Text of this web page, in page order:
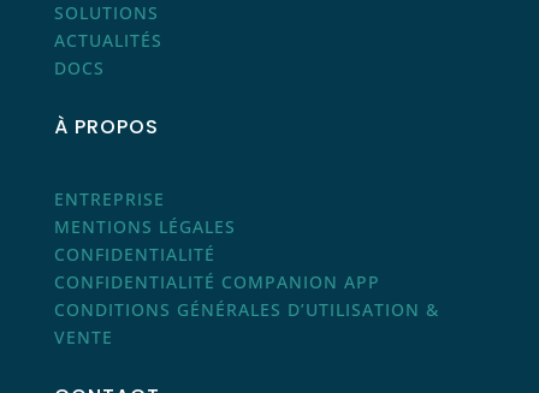
SOLUTIONS
ACTUALITÉS
DOCS
À PROPOS
ENTREPRISE
MENTIONS LÉGALES
CONFIDENTIALITÉ
CONFIDENTIALITÉ COMPANION APP
CONDITIONS GÉNÉRALES D’UTILISATION &
VENTE